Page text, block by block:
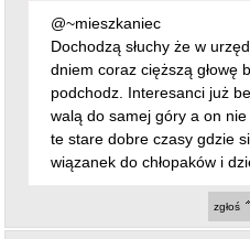
@~mieszkaniec
Dochodzą słuchy że w
dniem coraz cięższą głowę
podchodz. Interesanci już
walą do samej góry a on
te stare dobre czasy gdzie
wiązanek do chłopaków i
zgłoś